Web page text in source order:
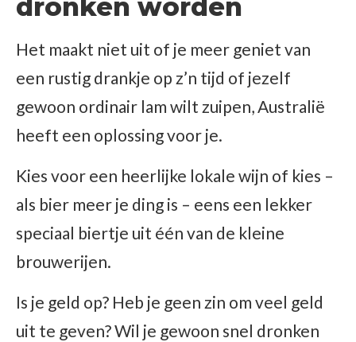
dronken worden
Het maakt niet uit of je meer geniet van
een rustig drankje op z’n tijd of jezelf
gewoon ordinair lam wilt zuipen, Australië
heeft een oplossing voor je.
Kies voor een heerlijke lokale wijn of kies –
als bier meer je ding is – eens een lekker
speciaal biertje uit één van de kleine
brouwerijen.
Is je geld op? Heb je geen zin om veel geld
uit te geven? Wil je gewoon snel dronken